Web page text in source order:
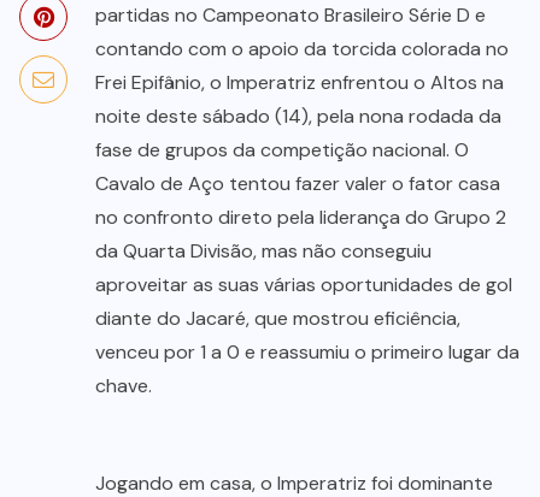
partidas no Campeonato Brasileiro Série D e
contando com o apoio da torcida colorada no
Frei Epifânio, o Imperatriz enfrentou o Altos na
noite deste sábado (14), pela nona rodada da
fase de grupos da competição nacional. O
Cavalo de Aço tentou fazer valer o fator casa
no confronto direto pela liderança do Grupo 2
da Quarta Divisão, mas não conseguiu
aproveitar as suas várias oportunidades de gol
diante do Jacaré, que mostrou eficiência,
venceu por 1 a 0 e reassumiu o primeiro lugar da
chave.
Jogando em casa, o Imperatriz foi dominante